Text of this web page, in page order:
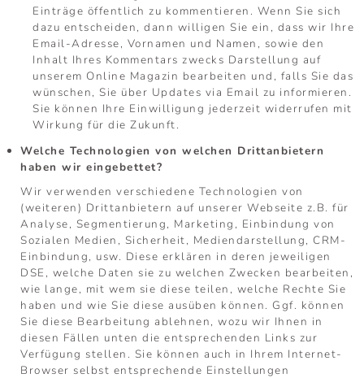
Einträge öffentlich zu kommentieren. Wenn Sie sich
dazu entscheiden, dann willigen Sie ein, dass wir Ihre
Email-Adresse, Vornamen und Namen, sowie den
Inhalt Ihres Kommentars zwecks Darstellung auf
unserem Online Magazin bearbeiten und, falls Sie das
wünschen, Sie über Updates via Email zu informieren.
Sie können Ihre Einwilligung jederzeit widerrufen mit
Wirkung für die Zukunft.
Welche Technologien von welchen Drittanbietern
haben wir eingebettet?
Wir verwenden verschiedene Technologien von
(weiteren) Drittanbietern auf unserer Webseite z.B. für
Analyse, Segmentierung, Marketing, Einbindung von
Sozialen Medien, Sicherheit, Mediendarstellung, CRM-
Einbindung, usw. Diese erklären in deren jeweiligen
DSE, welche Daten sie zu welchen Zwecken bearbeiten,
wie lange, mit wem sie diese teilen, welche Rechte Sie
haben und wie Sie diese ausüben können. Ggf. können
Sie diese Bearbeitung ablehnen, wozu wir Ihnen in
diesen Fällen unten die entsprechenden Links zur
Verfügung stellen. Sie können auch in Ihrem Internet-
Browser selbst entsprechende Einstellungen